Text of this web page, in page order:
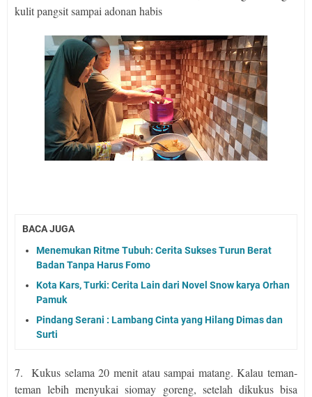
kulit pangsit sampai adonan habis
BACA JUGA
Menemukan Ritme Tubuh: Cerita Sukses Turun Berat
Badan Tanpa Harus Fomo
Kota Kars, Turki: Cerita Lain dari Novel Snow karya Orhan
Pamuk
Pindang Serani : Lambang Cinta yang Hilang Dimas dan
Surti
7.
Kukus selama 20 menit atau sampai matang. Kalau teman-
teman lebih menyukai siomay goreng, setelah dikukus bisa